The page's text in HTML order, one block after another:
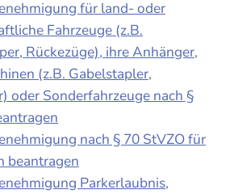
für land- oder
Fahrzeuge (z.B.
Rückezüge), ihre Anhänger,
(z.B. Gabelstapler,
oder Sonderfahrzeuge nach §
nach § 70 StVZO für
beantragen
Parkerlaubnis,